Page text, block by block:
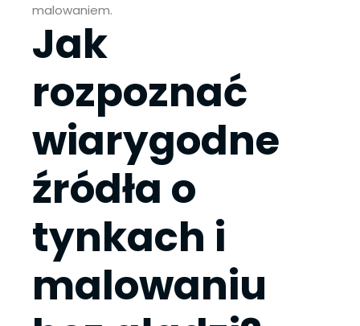
malowaniem.
Jak
rozpoznać
wiarygodne
źródła o
tynkach i
malowaniu